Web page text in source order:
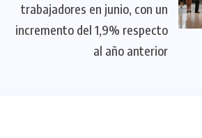
trabajadores en junio, con un
incremento del 1,9% respecto
al año anterior